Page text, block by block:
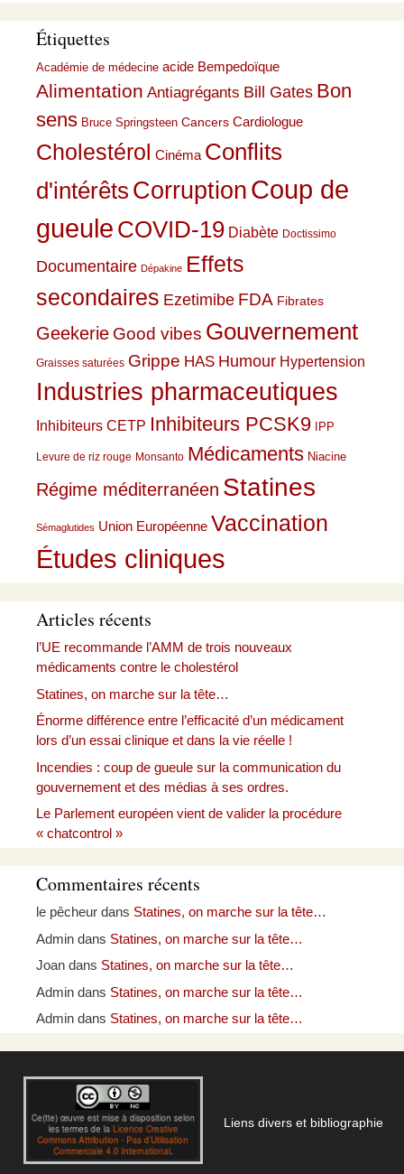
Étiquettes
Académie de médecine acide Bempedoïque
Alimentation Antiagrégants Bill Gates Bon
sens Bruce Springsteen Cancers Cardiologue
Cholestérol Cinéma Conflits
d'intérêts CorruptionCoup de
gueule COVID-19 Diabète Doctissimo
Documentaire Dépakine Effets
secondaires Ezetimibe FDA Fibrates
Geekerie Good vibes Gouvernement
Graisses saturées Grippe HAS Humour Hypertension
Industries pharmaceutiques
Inhibiteurs CETP Inhibiteurs PCSK9 IPP
Levure de riz rouge Monsanto Médicaments Niacine
Régime méditerranéen Statines
Sémaglutides Union Européenne Vaccination
Études cliniques
Articles récents
l’UE recommande l’AMM de trois nouveaux
médicaments contre le cholestérol
Statines, on marche sur la tête…
Énorme différence entre l’efficacité d’un médicament
lors d’un essai clinique et dans la vie réelle !
Incendies : coup de gueule sur la communication du
gouvernement et des médias à ses ordres.
Le Parlement européen vient de valider la procédure
« chatcontrol »
Commentaires récents
le pêcheur dans Statines, on marche sur la tête…
Admin dans Statines, on marche sur la tête…
Joan dans Statines, on marche sur la tête…
Admin dans Statines, on marche sur la tête…
Admin dans Statines, on marche sur la tête…
Liens divers et bibliographie